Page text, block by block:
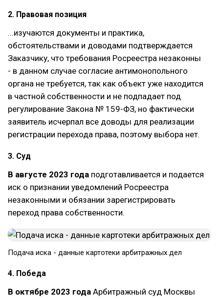
2. Правовая позиция
...изучаются документы и практика,
обстоятельствами и доводами подтверждается
Заказчику, что требования Росреестра незаконны
- в данном случае согласие антимонопольного
органа не требуется, так как объект уже находится
в частной собственности и не подпадает под
регулирование Закона № 159-ФЗ, но фактически
заявитель исчерпал все доводы для реализации
регистрации перехода права, поэтому выбора нет.
3. Суд
В августе 2023 года подготавливается и подается
иск о признании уведомлений Росреестра
незаконными и обязании зарегистрировать
переход права собственности.
Подача иска - данные картотеки арбитражных дел
4. Победа
В октябре 2023 года Арбитражный суд Москвы